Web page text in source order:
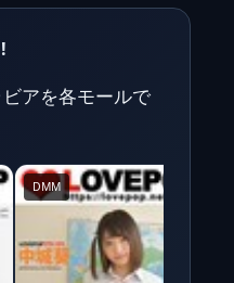
アを各モールで
DMM